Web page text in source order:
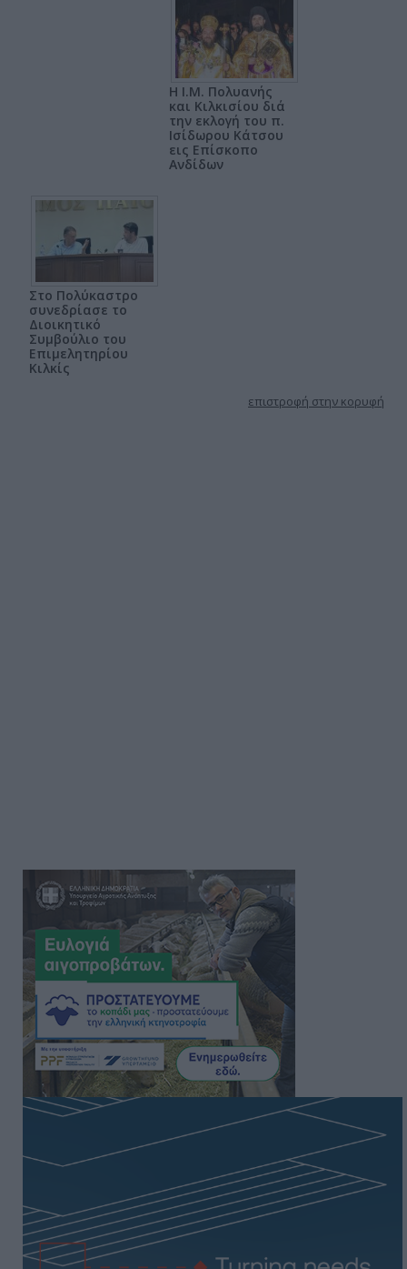
Η Ι.Μ. Πολυανής
και Κιλκισίου διά
την εκλογή του π.
Ισίδωρου Κάτσου
εις Επίσκοπο
Ανδίδων
Στο Πολύκαστρο
συνεδρίασε το
Διοικητικό
Συμβούλιο του
Επιμελητηρίου
Κιλκίς
επιστροφή στην κορυφή